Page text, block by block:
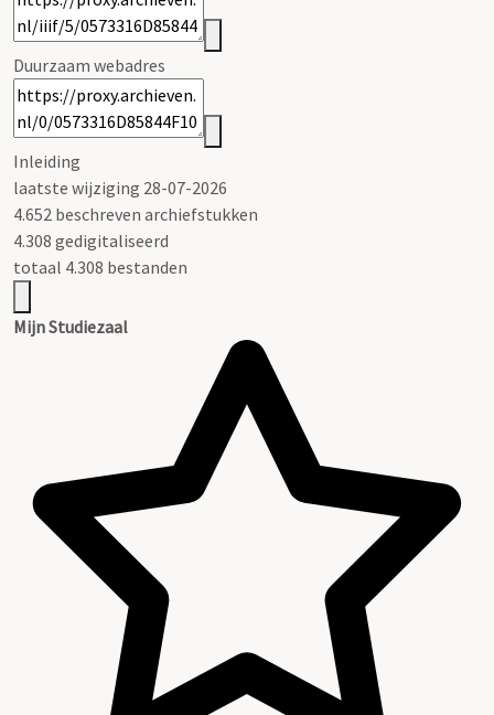
Duurzaam webadres
Inleiding
laatste wijziging 28-07-2026
4.652 beschreven archiefstukken
4.308 gedigitaliseerd
totaal 4.308 bestanden
Mijn Studiezaal